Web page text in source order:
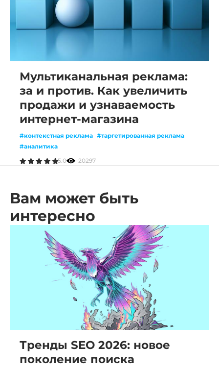
Мультиканальная реклама:
за и против. Как увеличить
продажи и узнаваемость
интернет-магазина
#контекстная реклама #таргетированная реклама
#аналитика
5.0
20297
Вам может быть
интересно
Тренды SEO 2026: новое
поколение поиска